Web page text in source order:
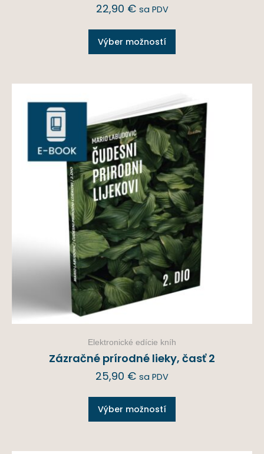
22,90 € sa PDV
Výber možností
Elektronické edície kníh
Zázračné prírodné lieky, časť 2
25,90 € sa PDV
Výber možností